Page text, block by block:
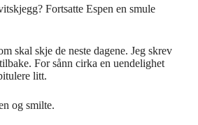
Fortsatte Espen en smule
skal skje de neste dagene. Jeg skrev
For sånn cirka en uendelighet
litt.
og smilte.